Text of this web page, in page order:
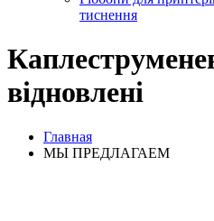
тиснення
відновлені
Главная
МЫ ПРЕДЛАГАЕМ